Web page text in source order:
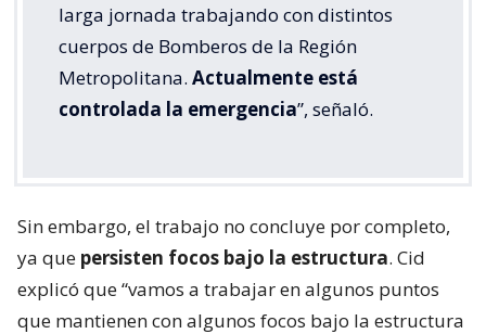
larga jornada trabajando con distintos
cuerpos de Bomberos de la Región
Metropolitana. Actualmente está
controlada la emergencia”, señaló.
Sin embargo, el trabajo no concluye por completo,
ya que persisten focos bajo la estructura. Cid
explicó que “vamos a trabajar en algunos puntos
que mantienen con algunos focos bajo la estructura